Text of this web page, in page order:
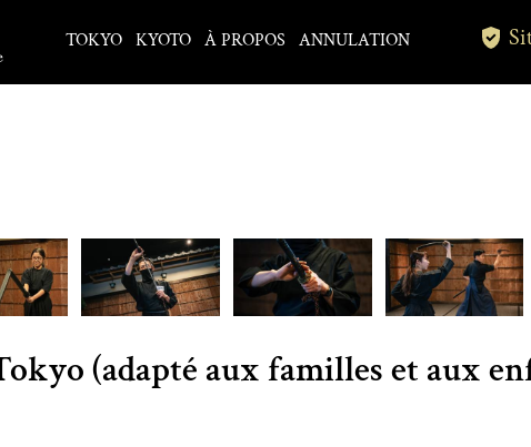
TOKYO KYOTO À PROPOS ANNULATION
(adapté aux familles et aux